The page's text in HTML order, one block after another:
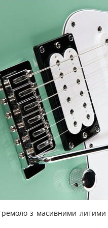
з масивними